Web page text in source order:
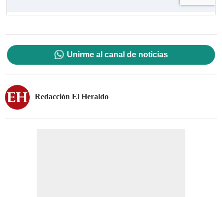
Unirme al canal de noticias
Redacción El Heraldo